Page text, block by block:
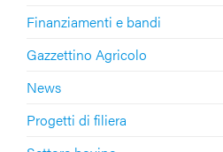
Finanziamenti e bandi
Gazzettino Agricolo
News
Progetti di filiera